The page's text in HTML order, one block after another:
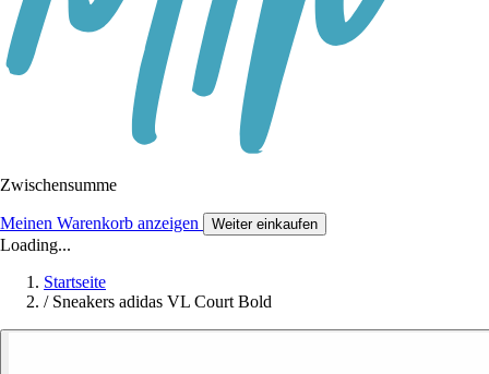
Zwischensumme
Meinen Warenkorb anzeigen Weiter einkaufen
Loading...
Startseite
/ Sneakers adidas VL Court Bold